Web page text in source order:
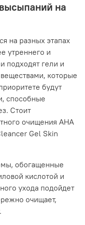
на
на разных этапах
утреннего и
подходят гели и
которые
будут
способные
Стоит
очищения AHA
Gel Skin
обогащенные
кислотой и
ухода подойдет
очищает,